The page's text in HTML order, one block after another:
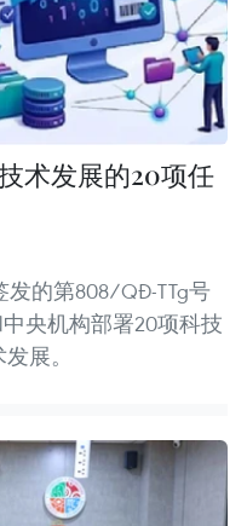
术发展的20项任
发的第808/QĐ-TTg号
央机构部署20项科技
展。